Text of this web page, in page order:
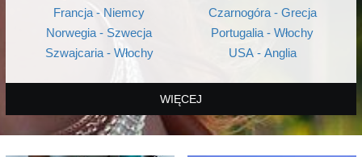
Francja - Niemcy
Norwegia - Szwecja
Szwajcaria - Włochy
Czarnogóra - Grecja
Portugalia - Włochy
USA - Anglia
WIĘCEJ